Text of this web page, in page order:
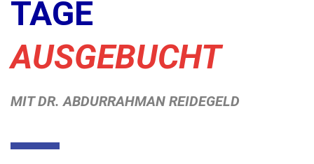
TAGE
AUSGEBUCHT
MIT DR. ABDURRAHMAN REIDEGELD